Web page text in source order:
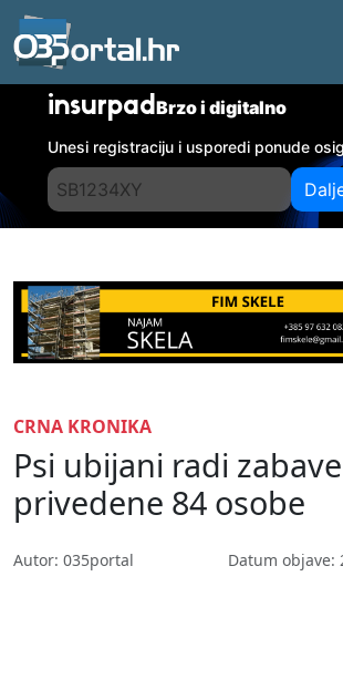
insurpadBrzo i digitalno
Unesi registraciju i usporedi ponude
CRNA KRONIKA
Psi ubijani radi
privedene 84 osobe
Autor: 035portal Datum objave: